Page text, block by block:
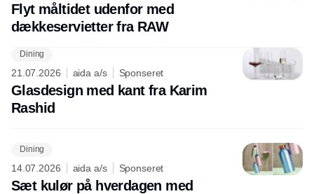
Flyt måltidet udenfor med
dækkeservietter fra RAW
Dining
21.07.2026 aida a/s Sponseret
Glasdesign med kant fra Karim
Rashid
Dining
14.07.2026 aida a/s Sponseret
Sæt kulør på hverdagen med